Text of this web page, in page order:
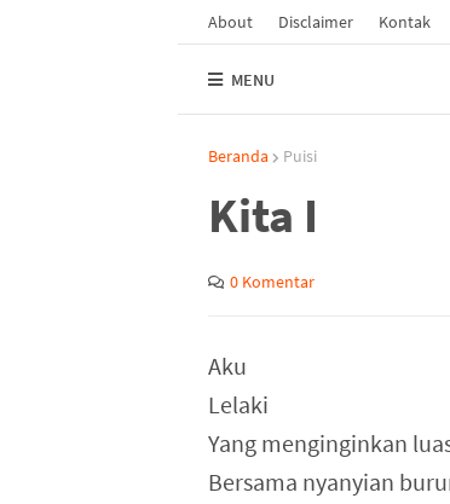
About Disclaimer Kontak
MENU
Beranda Puisi
Kita I
0 Komentar
Aku
Lelaki
Yang menginginkan
Bersama nyanyian